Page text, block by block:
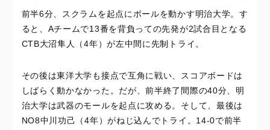
前半6分、スクラムを起点にボールを動かす明治大学。す
ると、Aチームで13番を背負っての先発が2試合目となる
CTB大沼隼人（4年）が左中間に先制トライ。
その後は東洋大学も接点で互角に戦い、スコアボードは
しばらく動かなかった。だが、前半終了間際の40分、明
治大学は武器のモールを起点に攻める。そして、最後は
NO8中川功己（4年）がねじ込んでトライ。14-0で前半